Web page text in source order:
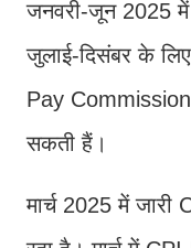
जनवरी-जून 2025 में
जुलाई-दिसंबर के
Pay Commission
सकती हैं।
मार्च 2025 में